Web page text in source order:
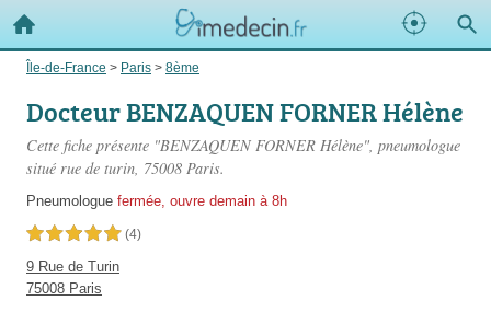
Île-de-France > Paris > 8ème
Docteur BENZAQUEN FORNER Hélène
Cette fiche présente "BENZAQUEN FORNER Hélène", pneumologue
situé rue de turin, 75008 Paris.
Pneumologue fermée, ouvre demain à 8h
5,0 étoiles sur 5 (4)
9 Rue de Turin
75008 Paris